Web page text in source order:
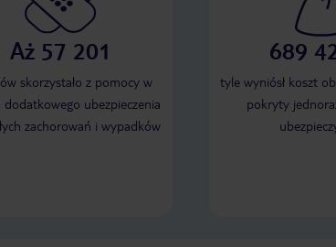
Aż 57 201
skorzystało z pomocy w
dodatkowego ubezpieczenia
zachorowań i wypadków
689
tyle wyniósł koszt
pokryty